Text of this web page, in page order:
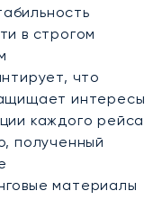
в строгом
что
интересы
каждого рейса
полученный
материалы